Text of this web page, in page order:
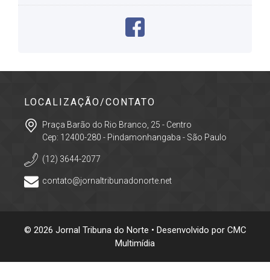
LOCALIZAÇÃO/CONTATO
Praça Barão do Rio Branco, 25 - Centro
Cep: 12400-280 - Pindamonhangaba - São Paulo
(12) 3644-2077
contato@jornaltribunadonorte.net
© 2026 Jornal Tribuna do Norte • Desenvolvido por CMC
Multimídia